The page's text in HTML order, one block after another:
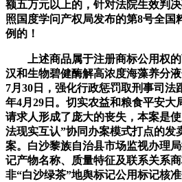
额五万元以上的，针对法院生效判
照国度学问产权局发布的第8号全国
例的！
上述商品属于注册商标公用权的
汉和生物碧健酶解高浓度海藻养分
7月30日，强化行政惩罚取刑事司法
年4月29日。切实农益和粮食平安大
请求人形成了庞大的丧失，本案是
法现实互认”协同办案模式打点的发
案。白沙黎族自治县市场监视办理
记产物名称、质量特征及联系关系
非“白沙绿茶”地舆标记公用标记核